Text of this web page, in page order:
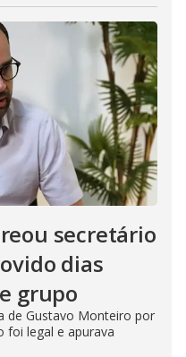
secretário
dias
grupo
de Gustavo Monteiro por
foi legal e apurava